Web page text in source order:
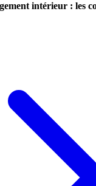
intérieur : les